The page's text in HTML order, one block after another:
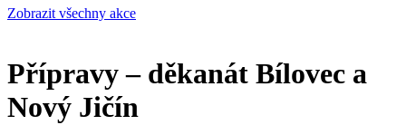
Zobrazit všechny akce
Přípravy – děkanát Bílovec a
Nový Jičín